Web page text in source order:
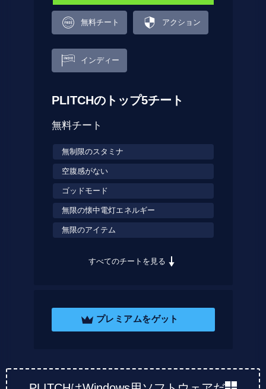
無料チート アクション
インディー
PLITCHのトップ5チート
無料チート
無制限のスタミナ
空腹感がない
ゴッドモード
無限の懐中電灯エネルギー
無限のアイテム
すべてのチートを見る
プレミアムをゲット